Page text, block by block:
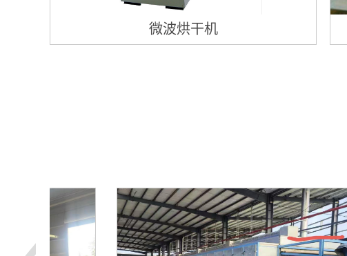
微波烘干机